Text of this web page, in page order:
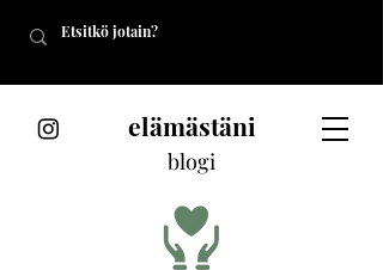
elämästäni
blogi